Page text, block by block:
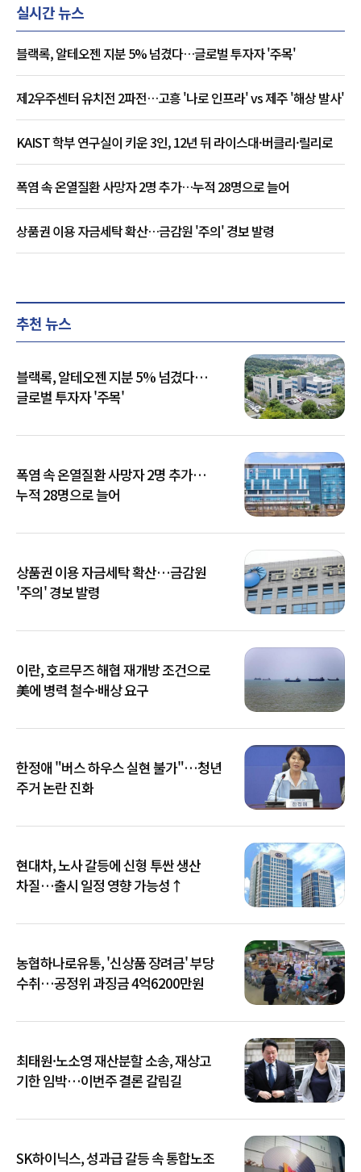
실시간 뉴스
블랙록, 알테오젠 지분 5% 넘겼다…글로벌 투자자 '주목'
제2우주센터 유치전 2파전…고흥 '나로 인프라' vs 제주 '해상 발사'
KAIST 학부 연구실이 키운 3인, 12년 뒤 라이스대·버클리·릴리로
폭염 속 온열질환 사망자 2명 추가…누적 28명으로 늘어
상품권 이용 자금세탁 확산…금감원 '주의' 경보 발령
추천 뉴스
블랙록, 알테오젠 지분 5% 넘겼다…
글로벌 투자자 '주목'
폭염 속 온열질환 사망자 2명 추가…
누적 28명으로 늘어
상품권 이용 자금세탁 확산…금감원
'주의' 경보 발령
이란, 호르무즈 해협 재개방 조건으로
美에 병력 철수·배상 요구
한정애 "버스 하우스 실현 불가"…청년
주거 논란 진화
현대차, 노사 갈등에 신형 투싼 생산
차질…출시 일정 영향 가능성↑
농협하나로유통, '신상품 장려금' 부당
수취…공정위 과징금 4억6200만원
최태원·노소영 재산분할 소송, 재상고
기한 임박…이번주 결론 갈림길
SK하이닉스, 성과급 갈등 속 통합노조